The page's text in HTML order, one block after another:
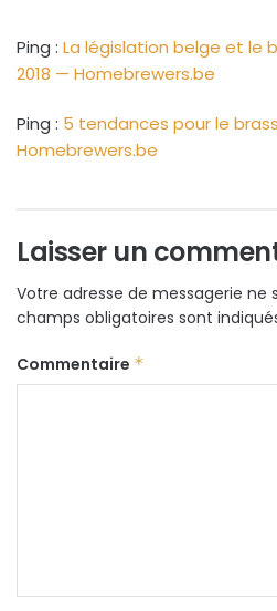
Ping : La législation belge et le
2018 — Homebrewers.be
Ping : 5 tendances pour le
Homebrewers.be
Laisser un
Votre adresse de messagerie ne
champs obligatoires sont
Commentaire *